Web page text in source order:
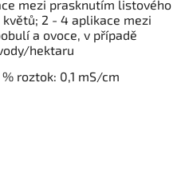
mezi prasknutím listového
2 - 4 aplikace mezi
a ovoce, v případě
hektaru
roztok: 0,1 mS/cm